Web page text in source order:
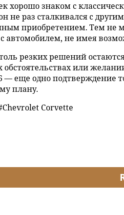
хорошо знаком с
не раз сталкивался с
приобретением. Тем не
с автомобилем, не имея
резких решений
или
— еще одно подтверждение
плану.
Corvette